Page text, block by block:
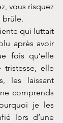
vous risquez
brûle.
qui luttait
après avoir
fois qu’elle
tristesse, elle
les laissant
comprends
je les
lors d’une